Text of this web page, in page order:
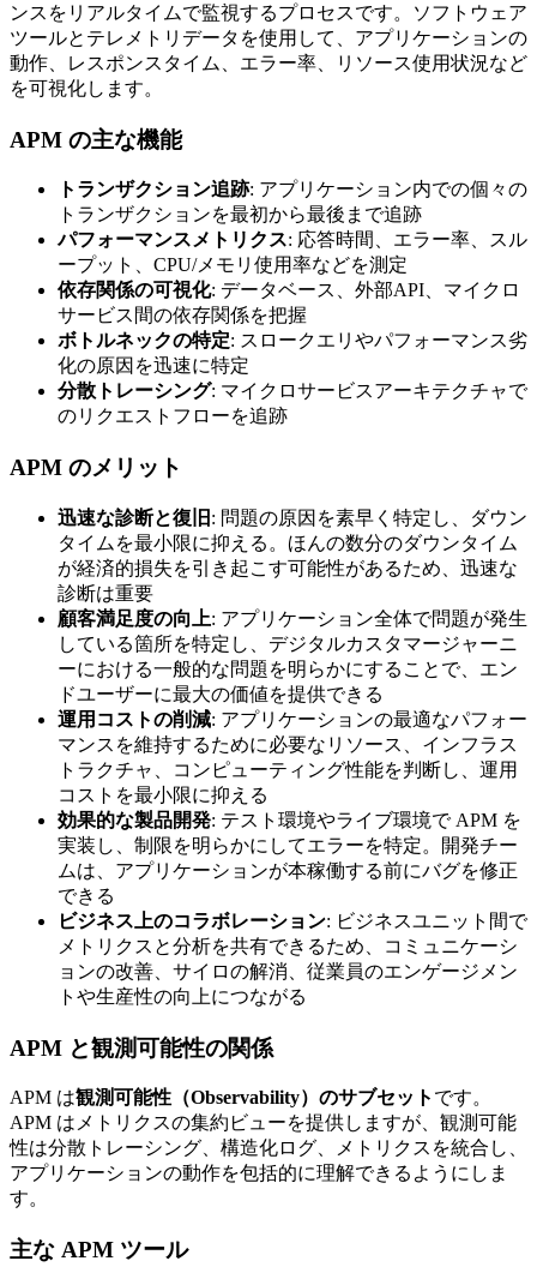
ンスをリアルタイムで監視するプロセスです。ソフトウェア
ツールとテレメトリデータを使用して、アプリケーションの
動作、レスポンスタイム、エラー率、リソース使用状況など
を可視化します。
APM の主な機能
トランザクション追跡: アプリケーション内での個々の
トランザクションを最初から最後まで追跡
パフォーマンスメトリクス: 応答時間、エラー率、スル
ープット、CPU/メモリ使用率などを測定
依存関係の可視化: データベース、外部API、マイクロ
サービス間の依存関係を把握
ボトルネックの特定: スロークエリやパフォーマンス劣
化の原因を迅速に特定
分散トレーシング: マイクロサービスアーキテクチャで
のリクエストフローを追跡
APM のメリット
迅速な診断と復旧 : 問題の原因を素早く特定し、ダウン
タイムを最小限に抑える。ほんの数分のダウンタイム
が経済的損失を引き起こす可能性があるため、迅速な
診断は重要
顧客満足度の向上: アプリケーション全体で問題が発生
している箇所を特定し、デジタルカスタマージャーニ
ーにおける一般的な問題を明らかにすることで、エン
ドユーザーに最大の価値を提供できる
運用コストの削減: アプリケーションの最適なパフォー
マンスを維持するために必要なリソース、インフラス
トラクチャ、コンピューティング性能を判断し、運用
コストを最小限に抑える
効果的な製品開発: テスト環境やライブ環境で APM を
実装し、制限を明らかにしてエラーを特定。開発チー
ムは、アプリケーションが本稼働する前にバグを修正
できる
ビジネス上のコラボレーション: ビジネスユニット間で
メトリクスと分析を共有できるため、コミュニケーシ
ョンの改善、サイロの解消、従業員のエンゲージメン
トや生産性の向上につながる
APM と観測可能性の関係
APM は観測可能性（Observability）のサブセット です。
APM はメトリクスの集約ビューを提供しますが、観測可能
性は分散トレーシング、構造化ログ、メトリクスを統合し、
アプリケーションの動作を包括的に理解できるようにしま
す。
主な APM ツール